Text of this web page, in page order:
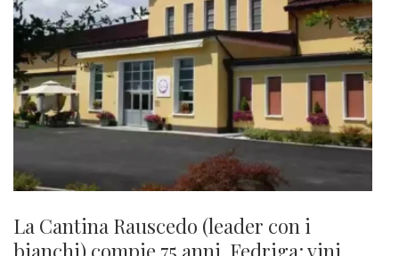
La Cantina Rauscedo (leader con i